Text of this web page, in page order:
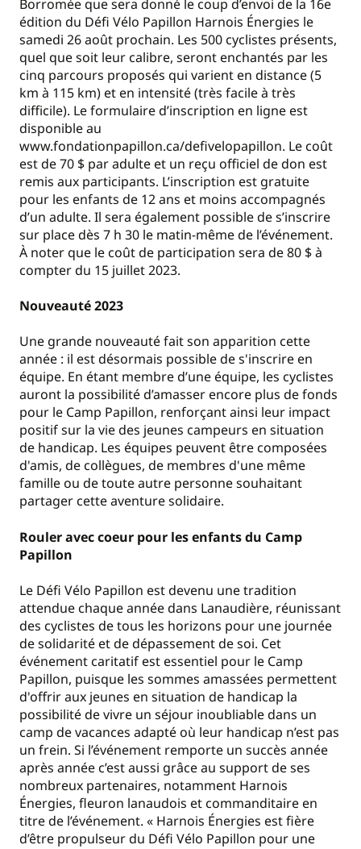
Borromée que sera donné le coup d’envoi de la 16e
édition du Défi Vélo Papillon Harnois Énergies le
samedi 26 août prochain. Les 500 cyclistes présents,
quel que soit leur calibre, seront enchantés par les
cinq parcours proposés qui varient en distance (5
km à 115 km) et en intensité (très facile à très
difficile). Le formulaire d’inscription en ligne est
disponible au
www.fondationpapillon.ca/defivelopapillon. Le coût
est de 70 $ par adulte et un reçu officiel de don est
remis aux participants. L’inscription est gratuite
pour les enfants de 12 ans et moins accompagnés
d’un adulte. Il sera également possible de s’inscrire
sur place dès 7 h 30 le matin-même de l’événement.
À noter que le coût de participation sera de 80 $ à
compter du 15 juillet 2023.
Nouveauté 2023
Une grande nouveauté fait son apparition cette
année : il est désormais possible de s'inscrire en
équipe. En étant membre d’une équipe, les cyclistes
auront la possibilité d’amasser encore plus de fonds
pour le Camp Papillon, renforçant ainsi leur impact
positif sur la vie des jeunes campeurs en situation
de handicap. Les équipes peuvent être composées
d'amis, de collègues, de membres d'une même
famille ou de toute autre personne souhaitant
partager cette aventure solidaire.
Rouler avec coeur pour les enfants du Camp
Papillon
Le Défi Vélo Papillon est devenu une tradition
attendue chaque année dans Lanaudière, réunissant
des cyclistes de tous les horizons pour une journée
de solidarité et de dépassement de soi. Cet
événement caritatif est essentiel pour le Camp
Papillon, puisque les sommes amassées permettent
d'offrir aux jeunes en situation de handicap la
possibilité de vivre un séjour inoubliable dans un
camp de vacances adapté où leur handicap n’est pas
un frein. Si l’événement remporte un succès année
après année c’est aussi grâce au support de ses
nombreux partenaires, notamment Harnois
Énergies, fleuron lanaudois et commanditaire en
titre de l’événement. « Harnois Énergies est fière
d’être propulseur du Défi Vélo Papillon pour une